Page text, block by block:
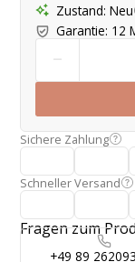
Zustand: Neu
Garantie: 12
-
Sichere Zahlung
Schneller Versand
Fragen zum
+49 89